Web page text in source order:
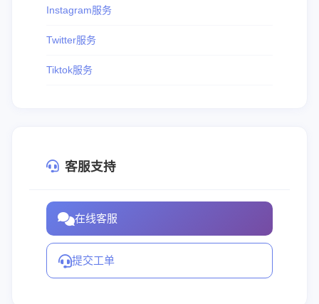
Instagram服务
Twitter服务
Tiktok服务
客服支持
在线客服
提交工单